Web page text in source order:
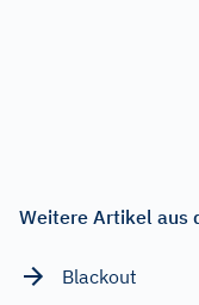
Weitere Artikel aus
Blackout